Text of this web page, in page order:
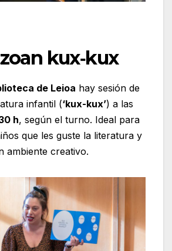
kux‑kux
de Leioa hay sesión de
infantil (‘kux-kux’) a las
h, según el turno. Ideal para
que les guste la literatura y
ambiente creativo.